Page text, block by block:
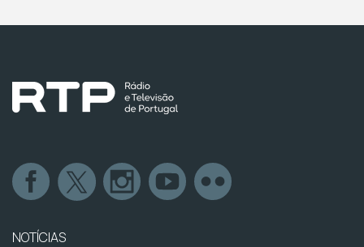
NOTÍCIAS